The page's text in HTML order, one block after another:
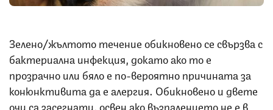
Зелено/жълтото течение обикновено се свързва с
бактериална инфекция, докато ако то е
прозрачно или бяло е по-вероятно причината за
конюнктивита да е алергия. Обикновено и двете
очи са засегнати, освен ако възпалението не е в